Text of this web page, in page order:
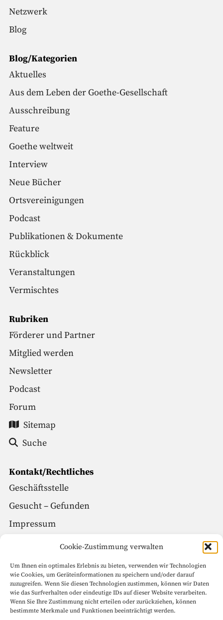
Cookie-Zustimmung verwalten
Um Ihnen ein optimales Erlebnis zu bieten, verwenden wir Technologien
wie Cookies, um Geräteinformationen zu speichern und/oder darauf
zuzugreifen. Wenn Sie diesen Technologien zustimmen, können wir Daten
wie das Surfverhalten oder eindeutige IDs auf dieser Website verarbeiten.
Wenn Sie Ihre Zustimmung nicht erteilen oder zurückziehen, können
bestimmte Merkmale und Funktionen beeinträchtigt werden.
Netzwerk
Blog
Blog/Kategorien
Aktuelles
Aus dem Leben der Goethe-Gesellschaft
Ausschreibung
Feature
Goethe weltweit
Interview
Neue Bücher
Ortsvereinigungen
Podcast
Publikationen & Dokumente
Rückblick
Veranstaltungen
Vermischtes
Rubriken
Förderer und Partner
Mitglied werden
Newsletter
Podcast
Forum
Sitemap
Suche
Kontakt/Rechtliches
Geschäftsstelle
Gesucht – Gefunden
Impressum
Social Media
Facebook
Instagram